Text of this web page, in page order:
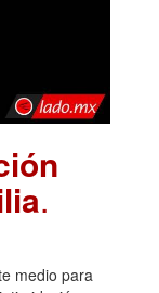
.
medio para